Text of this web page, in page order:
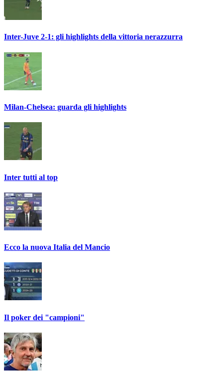
Inter-Juve 2-1: gli highlights della vittoria nerazzurra
Milan-Chelsea: guarda gli highlights
Inter tutti al top
Ecco la nuova Italia del Mancio
Il poker dei "campioni"